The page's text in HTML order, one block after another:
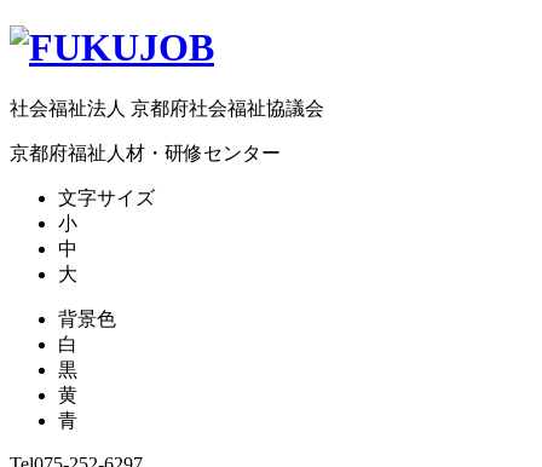
社会福祉法人 京都府社会福祉協議会
京都府福祉人材・研修センター
文字サイズ
小
中
大
背景色
白
黒
黄
青